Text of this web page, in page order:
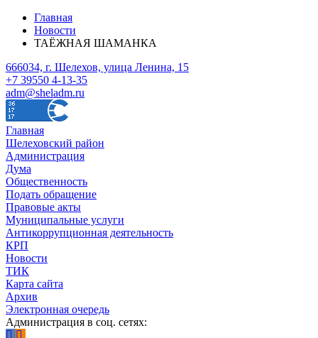
Главная
Новости
ТАЁЖНАЯ ШАМАНКА
666034, г. Шелехов, улица Ленина, 15
+7 39550 4-13-35
adm@sheladm.ru
Главная
Шелеховский район
Администрация
Дума
Общественность
Подать обращение
Правовые акты
Муниципальные услуги
Антикоррупционная деятельность
КРП
Новости
ТИК
Карта сайта
Архив
Электронная очередь
Администрация в соц. сетях: